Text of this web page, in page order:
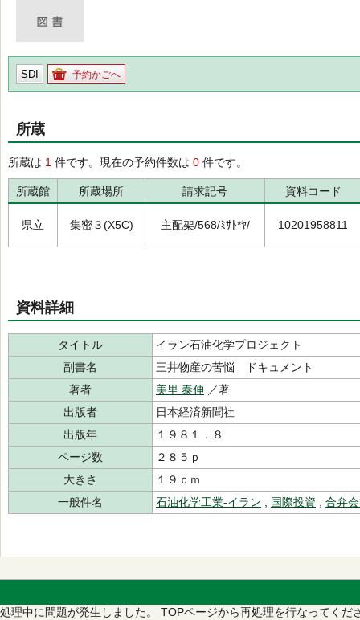
SDI 予約かごへ
所蔵
所蔵は 1 件です。現在の予約件数は 0 件です。
所蔵館 所蔵場所 請求記号 資料コード
県立 集密３(X5C) 主配架/568/ﾐｻﾄ*ﾔ/ 10201958811
資料詳細
タイトル
イラン石油化学プロジェクト
副書名
三井物産の苦悩 ドキュメント
著者
美里 泰伸 ／著
出版者
日本経済新聞社
出版年
１９８１．８
ページ数
２８５ｐ
大きさ
１９ｃｍ
一般件名
石油化学工業‐イラン 国際投資 合弁
処理中に問題が発生しました。 TOPページから再処理を行なってくだ